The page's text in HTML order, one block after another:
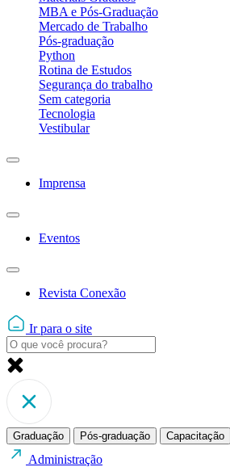
MBA e Pós-Graduação
Mercado de Trabalho
Pós-graduação
Python
Rotina de Estudos
Segurança do trabalho
Sem categoria
Tecnologia
Vestibular
Imprensa
Eventos
Revista Conexão
Ir para o site
Graduação Pós-graduação Capacitação
Administração